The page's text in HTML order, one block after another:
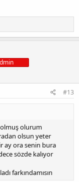
#13
olurum
olsun yeter
ay ora senin bura
sözde kalıyor
farkındamısın